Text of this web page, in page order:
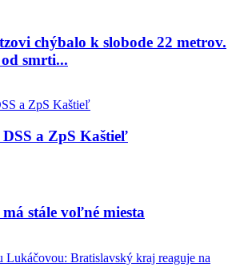
chýbalo k slobode 22 metrov.
smrti...
a ZpS Kaštieľ
stále voľné miesta